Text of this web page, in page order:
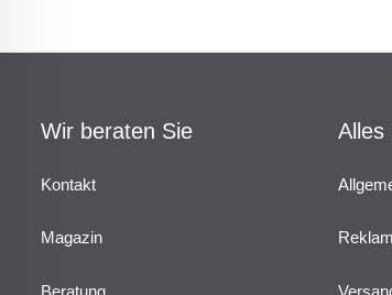
Wir beraten Sie
Kontakt
Magazin
Beratung
Alles